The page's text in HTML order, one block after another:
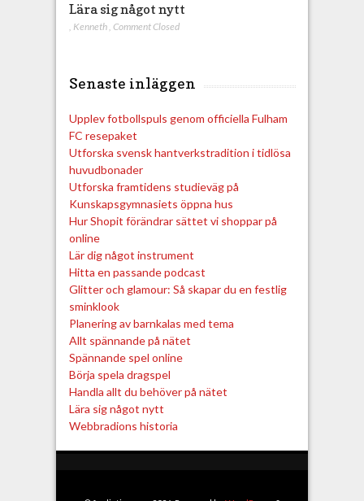
Lära sig något nytt
, Kenneth, Comment Closed
Senaste inläggen
Upplev fotbollspuls genom officiella Fulham
FC resepaket
Utforska svensk hantverkstradition i tidlösa
huvudbonader
Utforska framtidens studieväg på
Kunskapsgymnasiets öppna hus
Hur Shopit förändrar sättet vi shoppar på
online
Lär dig något instrument
Hitta en passande podcast
Glitter och glamour: Så skapar du en festlig
sminklook
Planering av barnkalas med tema
Allt spännande på nätet
Spännande spel online
Börja spela dragspel
Handla allt du behöver på nätet
Lära sig något nytt
Webbradions historia